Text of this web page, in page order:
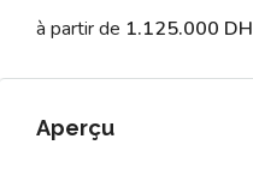
à partir de 1.125.000 DH
Aperçu